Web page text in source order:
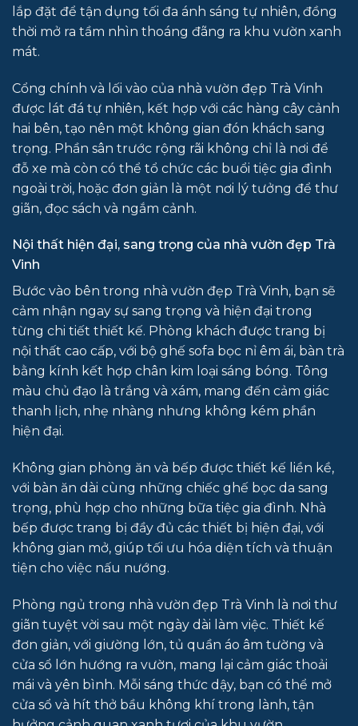
lắp đặt để tận dụng tối đa ánh sáng tự nhiên, đồng
thời mở ra tầm nhìn thoáng đãng ra khu vườn xanh
mát.
Cổng chính và lối vào của nhà vườn đẹp Trà Vinh
được lát đá tự nhiên, kết hợp với các hàng cây cảnh
hai bên, tạo nên một không gian đón khách sang
trọng. Phần sân trước rộng rãi không chỉ là nơi để
đỗ xe mà còn có thể tổ chức các buổi tiệc gia đình
ngoài trời, hoặc đơn giản là một nơi lý tưởng để thư
giãn, đọc sách và ngắm cảnh.
Nội thất hiện đại, sang trọng của nhà vườn đẹp Trà
Vinh
Bước vào bên trong nhà vườn đẹp Trà Vinh, bạn sẽ
cảm nhận ngay sự sang trọng và hiện đại trong
từng chi tiết thiết kế. Phòng khách được trang bị
nội thất cao cấp, với bộ ghế sofa bọc nỉ êm ái, bàn trà
bằng kính kết hợp chân kim loại sáng bóng. Tông
màu chủ đạo là trắng và xám, mang đến cảm giác
thanh lịch, nhẹ nhàng nhưng không kém phần
hiện đại.
Không gian phòng ăn và bếp được thiết kế liền kề,
với bàn ăn dài cùng những chiếc ghế bọc da sang
trọng, phù hợp cho những bữa tiệc gia đình. Nhà
bếp được trang bị đầy đủ các thiết bị hiện đại, với
không gian mở, giúp tối ưu hóa diện tích và thuận
tiện cho việc nấu nướng.
Phòng ngủ trong nhà vườn đẹp Trà Vinh là nơi thư
giãn tuyệt vời sau một ngày dài làm việc. Thiết kế
đơn giản, với giường lớn, tủ quần áo âm tường và
cửa sổ lớn hướng ra vườn, mang lại cảm giác thoải
mái và yên bình. Mỗi sáng thức dậy, bạn có thể mở
cửa sổ và hít thở bầu không khí trong lành, tận